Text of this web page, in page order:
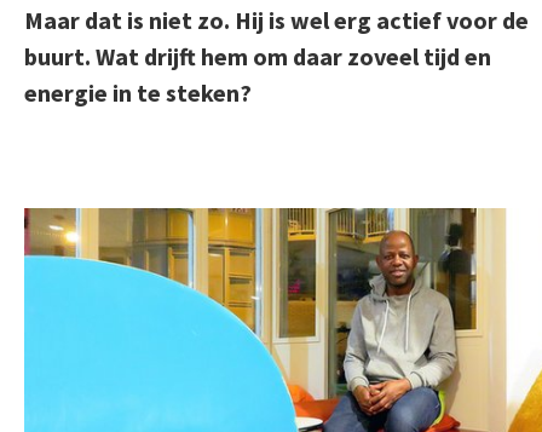
Maar dat is niet zo. Hij is wel erg actief voor de
buurt. Wat drijft hem om daar zoveel tijd en
energie in te steken?